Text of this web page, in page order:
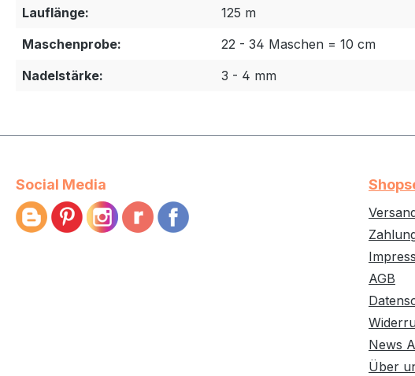
Lauflänge:
125 m
Maschenprobe:
22 - 34 Maschen = 10 cm
Nadelstärke:
3 - 4 mm
Social Media
AGB
News
Über